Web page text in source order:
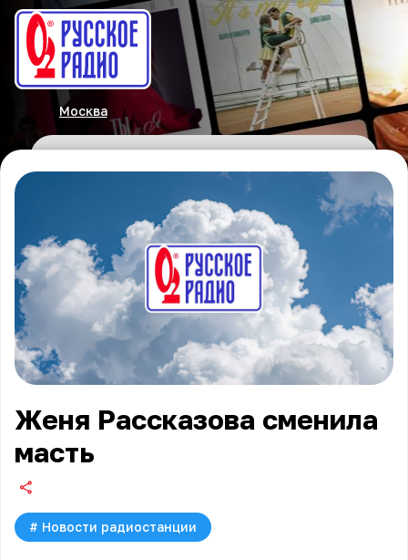
Москва
Женя Рассказова сменила
масть
# Новости радиостанции